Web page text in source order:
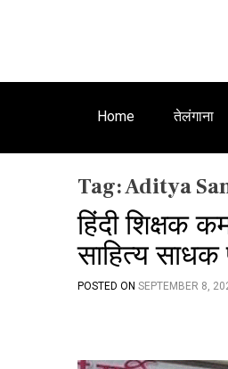
Home तेलंगाना
Tag:Aditya
हिंदी शिक्षक
साहित्य
POSTED ON SEPTEMBER 8,